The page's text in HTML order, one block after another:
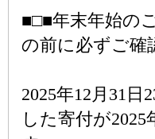
■□■年末年始の
の前に必ずご確
2025年12月31日
した寄付が